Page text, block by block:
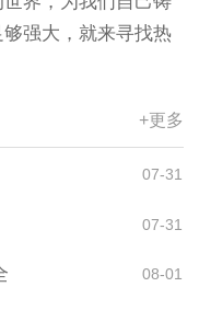
强大，就来寻找热
+更多
07-31
07-31
08-01